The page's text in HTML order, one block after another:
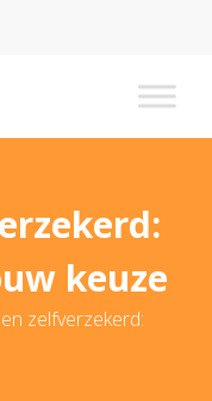
keuze
zelfverzekerd: